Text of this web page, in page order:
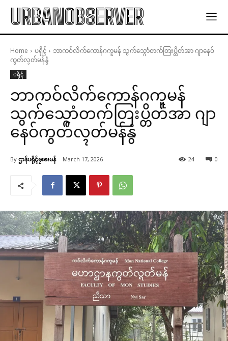
URBANOBSERVER
Home ပရိုၚ်
ဘာကဝ်လိက်ကောန်ဂကူမန် သွက်သ္ဂောံတက်တြးပ္တိတ်အာ ဂျာနေဝ်
ကွတ်လ္ၚတ်မန်နွံ
ပရိုၚ်
ဘာကဝ်လိက်ကောန်ဂကူမန်
သွက်သ္ဂောံတက်တြးပ္တိတ်အာ ဂျာ
နေဝ်ကွတ်လ္ၚတ်မန်နွံ
By ဌာန်ပရိုၚ်ဗၠးၜးမန် March 17, 2026 0
24